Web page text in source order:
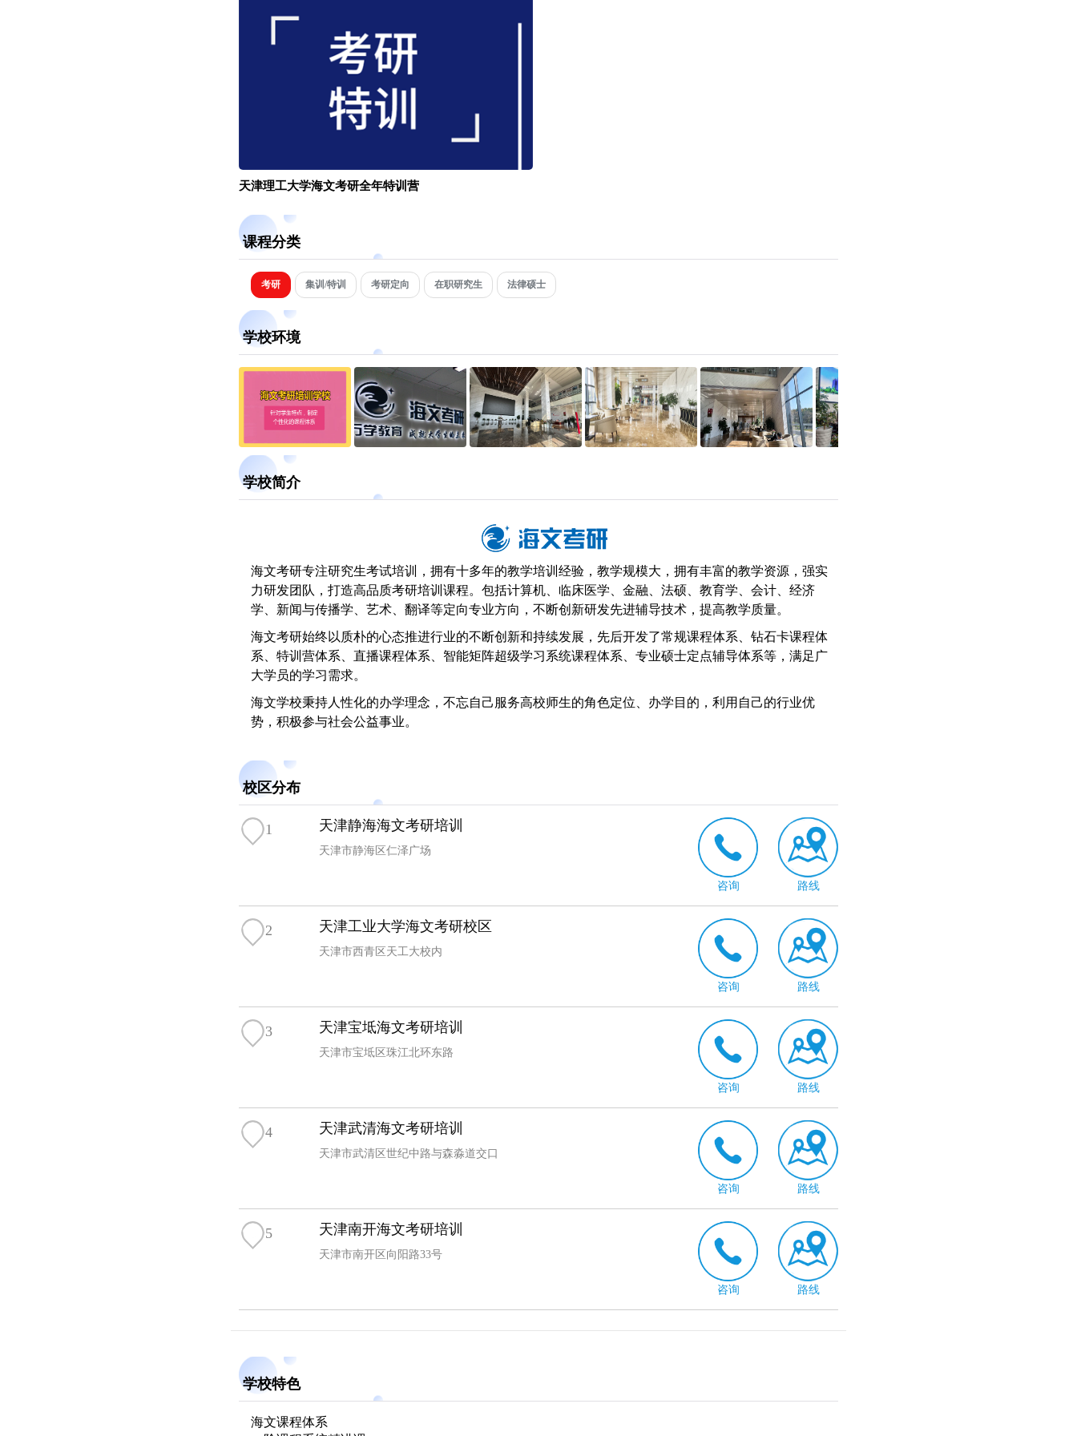
天津理工大学海文考研全年特训营
课程分类
考研 集训/特训 考研定向 在职研究生 法律硕士
学校环境
学校简介
海文考研专注研究生考试培训，拥有十多年的教学培训经验，教学规模大，拥有丰富的教学资源，强实
力研发团队，打造高品质考研培训课程。包括计算机、临床医学、金融、法硕、教育学、会计、经济
学、新闻与传播学、艺术、翻译等定向专业方向，不断创新研发先进辅导技术，提高教学质量。
海文考研始终以质朴的心态推进行业的不断创新和持续发展，先后开发了常规课程体系、钻石卡课程体
系、特训营体系、直播课程体系、智能矩阵超级学习系统课程体系、专业硕士定点辅导体系等，满足广
大学员的学习需求。
海文学校秉持人性化的办学理念，不忘自己服务高校师生的角色定位、办学目的，利用自己的行业优
势，积极参与社会公益事业。
校区分布
1 天津静海海文考研培训
天津市静海区仁泽广场
咨询 路线
2 天津工业大学海文考研校区
天津市西青区天工大校内
咨询 路线
3 天津宝坻海文考研培训
天津市宝坻区珠江北环东路
咨询 路线
4 天津武清海文考研培训
天津市武清区世纪中路与森淼道交口
咨询 路线
5 天津南开海文考研培训
天津市南开区向阳路33号
咨询 路线
学校特色
海文课程体系